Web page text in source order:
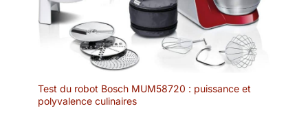
Test du robot Bosch MUM58720 : puissance et
polyvalence culinaires